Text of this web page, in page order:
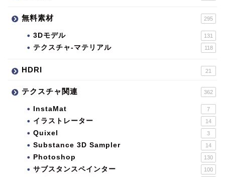
無料素材 295
3Dモデル 131
テクスチャ-マテリアル 118
HDRI 21
テクスチャ関連 362
InstaMat 7
イラストレーター 14
Quixel 3
Substance 3D Sampler 14
Photoshop 130
サブスタンスペインター 100